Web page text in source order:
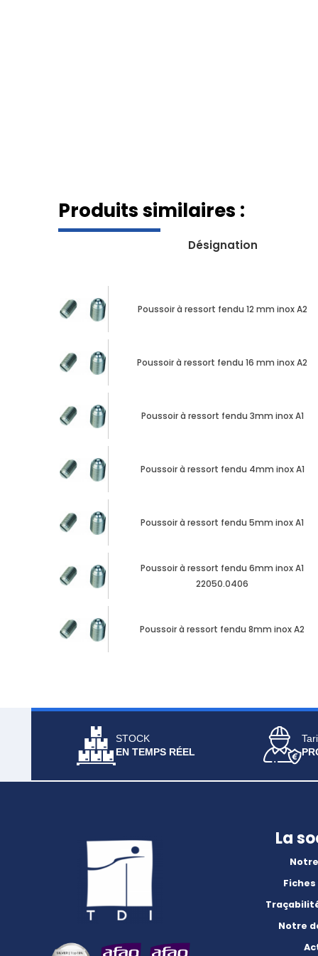
Produits similaires :
Désignation
Poussoir à ressort fendu 12 mm inox A2
Poussoir à ressort fendu 16 mm inox A2
Poussoir à ressort fendu 3mm inox A1
Poussoir à ressort fendu 4mm inox A1
Poussoir à ressort fendu 5mm inox A1
Poussoir à ressort fendu 6mm inox A1
22050.0406
Poussoir à ressort fendu 8mm inox A2
STOCK
EN TEMPS RÉEL
La
Notre